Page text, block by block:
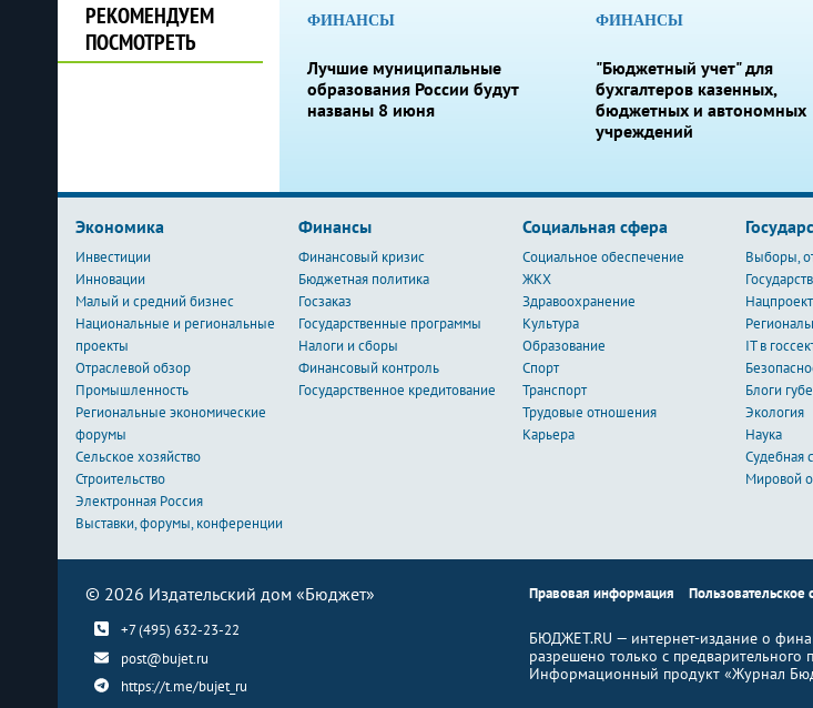
РЕКОМЕНДУЕМ
ПОСМОТРЕТЬ
ФИНАНСЫ
Лучшие муниципальные
образования России будут
названы 8 июня
ФИНАНСЫ
"Бюджетный учет" для
бухгалтеров казенных,
бюджетных и автономных
учреждений
Экономика
Инвестиции
Инновации
Малый и средний бизнес
Национальные и региональные
проекты
Отраслевой обзор
Промышленность
Региональные экономические
форумы
Сельское хозяйство
Строительство
Электронная Россия
Выставки, форумы, конференции
Финансы
Финансовый кризис
Бюджетная политика
Госзаказ
Государственные программы
Налоги и сборы
Финансовый контроль
Государственное кредитование
Социальная сфера
Социальное обеспечение
ЖКХ
Здравоохранение
Культура
Образование
Спорт
Транспорт
Трудовые отношения
Карьера
Выборы,
IT в
Блоги
Экология
Наука
Судебная
Мировой
© 2026 Издательский дом «Бюджет»
+7 (495) 632-23-22
post@bujet.ru
https://t.me/bujet_ru
Правовая информация Пользовательское
БЮДЖЕТ.RU — интернет-издание о
разрешено только с предварительного
Информационный продукт «Журнал